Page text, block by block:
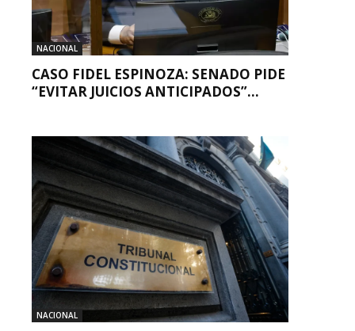
NACIONAL
CASO FIDEL ESPINOZA: SENADO PIDE
“EVITAR JUICIOS ANTICIPADOS”...
NACIONAL